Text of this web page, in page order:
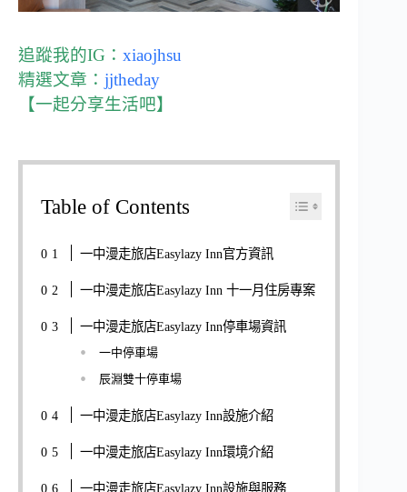
追蹤我的IG： xiaojhsu
精選文章： jjtheday
【一起分享生活吧】
Table of Contents
一中漫走旅店Easylazy Inn官方資訊
一中漫走旅店Easylazy Inn 十一月住房專案
一中漫走旅店Easylazy Inn停車場資訊
一中停車場
辰淵雙十停車場
一中漫走旅店Easylazy Inn設施介紹
一中漫走旅店Easylazy Inn環境介紹
一中漫走旅店Easylazy Inn設施與服務